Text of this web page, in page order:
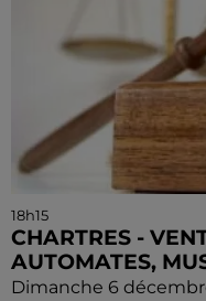
18h15
CHARTRES -
AUTOMATES,
Dimanche 6